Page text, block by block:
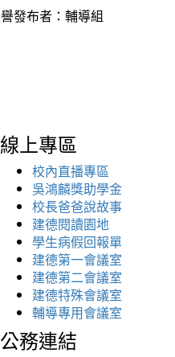
發布者：輔導組
線上專區
校內直播專區
吳鴻麟獎助學金
校長爸爸說故事
建德閱讀園地
學生病假回報單
建德第一會議室
建德第二會議室
建德特殊會議室
輔導專用會議室
公務連結